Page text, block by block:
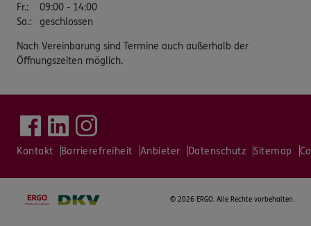
Fr.:
09:00 - 14:00
Sa.: geschlossen
Nach Vereinbarung sind Termine auch außerhalb der
Öffnungszeiten möglich.
Kontakt Barrierefreiheit Anbieter Datenschutz Sitemap
© 2026 ERGO. Alle Rechte vorbehalten.